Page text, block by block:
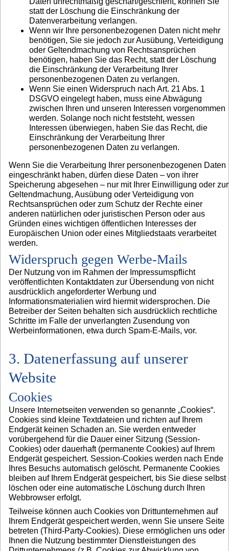
statt der Löschung die Einschränkung der
Datenverarbeitung verlangen.
Wenn wir Ihre personenbezogenen Daten nicht mehr
benötigen, Sie sie jedoch zur Ausübung, Verteidigung
oder Geltendmachung von Rechtsansprüchen
benötigen, haben Sie das Recht, statt der Löschung
die Einschränkung der Verarbeitung Ihrer
personenbezogenen Daten zu verlangen.
Wenn Sie einen Widerspruch nach Art. 21 Abs. 1
DSGVO eingelegt haben, muss eine Abwägung
zwischen Ihren und unseren Interessen vorgenommen
werden. Solange noch nicht feststeht, wessen
Interessen überwiegen, haben Sie das Recht, die
Einschränkung der Verarbeitung Ihrer
personenbezogenen Daten zu verlangen.
Wenn Sie die Verarbeitung Ihrer personenbezogenen Daten
eingeschränkt haben, dürfen diese Daten – von ihrer
Speicherung abgesehen – nur mit Ihrer Einwilligung oder zur
Geltendmachung, Ausübung oder Verteidigung von
Rechtsansprüchen oder zum Schutz der Rechte einer
anderen natürlichen oder juristischen Person oder aus
Gründen eines wichtigen öffentlichen Interesses der
Europäischen Union oder eines Mitgliedstaats verarbeitet
werden.
Widerspruch gegen Werbe-Mails
Der Nutzung von im Rahmen der Impressumspflicht
veröffentlichten Kontaktdaten zur Übersendung von nicht
ausdrücklich angeforderter Werbung und
Informationsmaterialien wird hiermit widersprochen. Die
Betreiber der Seiten behalten sich ausdrücklich rechtliche
Schritte im Falle der unverlangten Zusendung von
Werbeinformationen, etwa durch Spam-E-Mails, vor.
3. Datenerfassung auf unserer
Website
Cookies
Unsere Internetseiten verwenden so genannte „Cookies“.
Cookies sind kleine Textdateien und richten auf Ihrem
Endgerät keinen Schaden an. Sie werden entweder
vorübergehend für die Dauer einer Sitzung (Session-
Cookies) oder dauerhaft (permanente Cookies) auf Ihrem
Endgerät gespeichert. Session-Cookies werden nach Ende
Ihres Besuchs automatisch gelöscht. Permanente Cookies
bleiben auf Ihrem Endgerät gespeichert, bis Sie diese selbst
löschen oder eine automatische Löschung durch Ihren
Webbrowser erfolgt.
Teilweise können auch Cookies von Drittunternehmen auf
Ihrem Endgerät gespeichert werden, wenn Sie unsere Seite
betreten (Third-Party-Cookies). Diese ermöglichen uns oder
Ihnen die Nutzung bestimmter Dienstleistungen des